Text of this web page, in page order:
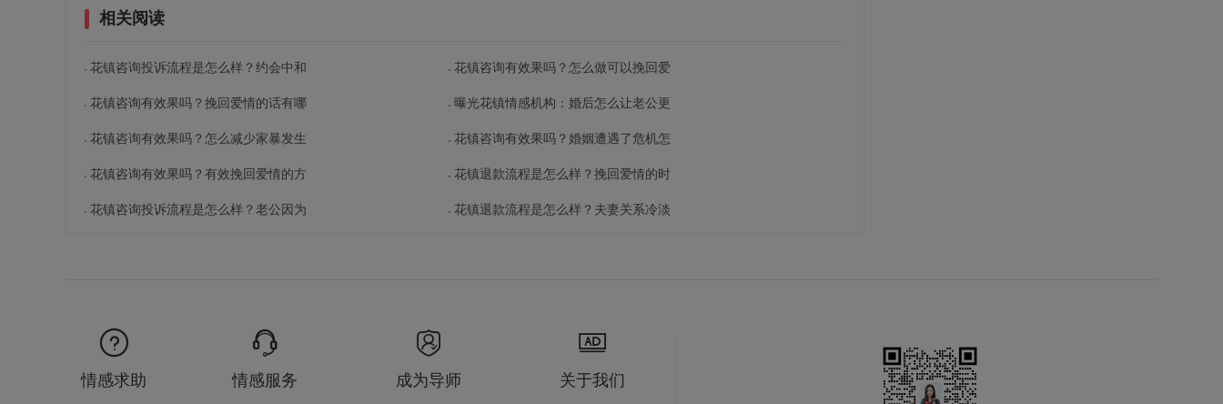
相关阅读
花镇咨询投诉流程是怎么样？约会中和
花镇咨询有效果吗？挽回爱情的话有哪
花镇咨询有效果吗？怎么减少家暴发生
花镇咨询有效果吗？有效挽回爱情的方
花镇咨询投诉流程是怎么样？老公因为
花镇咨询有效果吗？怎么做可以挽回爱
曝光花镇情感机构：婚后怎么让老公更
花镇咨询有效果吗？婚姻遭遇了危机怎
花镇退款流程是怎么样？挽回爱情的时
花镇退款流程是怎么样？夫妻关系冷淡
情感求助 情感服务 成为导师 关于我们